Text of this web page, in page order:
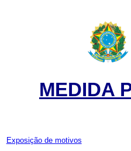
MEDIDA
Exposição de motivos